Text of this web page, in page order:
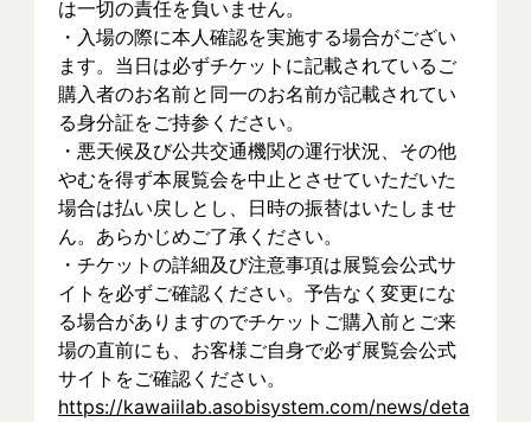
は一切の責任を負いません。
・入場の際に本人確認を実施する場合がござい
ます。当日は必ずチケットに記載されているご
購入者のお名前と同一のお名前が記載されてい
る身分証をご持参ください。
・悪天候及び公共交通機関の運行状況、その他
やむを得ず本展覧会を中止とさせていただいた
場合は払い戻しとし、日時の振替はいたしませ
ん。あらかじめご了承ください。
・チケットの詳細及び注意事項は展覧会公式サ
イトを必ずご確認ください。予告なく変更にな
る場合がありますのでチケットご購入前とご来
場の直前にも、お客様ご自身で必ず展覧会公式
サイトをご確認ください。
https://kawaiilab.asobisystem.com/news/deta